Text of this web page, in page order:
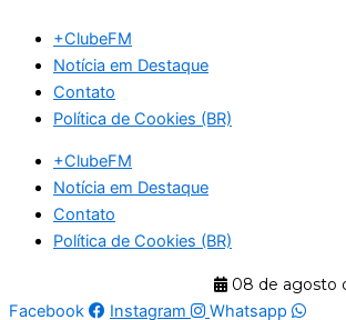
para
conteúdo
+ClubeFM
Notícia em Destaque
Contato
Política de Cookies (BR)
+ClubeFM
Notícia em Destaque
Contato
Política de Cookies (BR)
08 de agosto
Facebook
Instagram Whatsapp